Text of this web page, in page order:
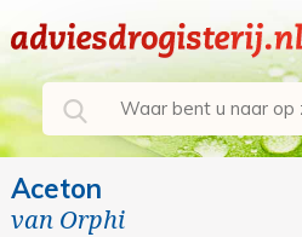
Aceton
van Orphi